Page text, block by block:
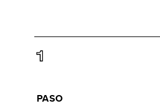
1
PASO